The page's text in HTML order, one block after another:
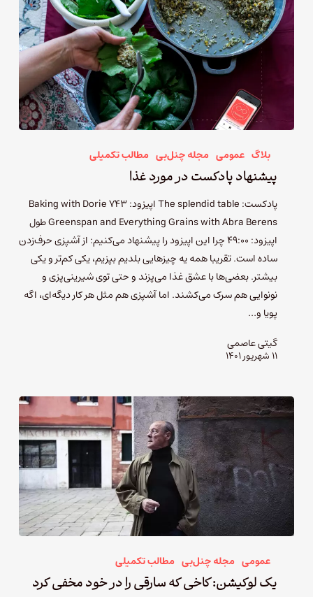
بلاگ عمومی مجله چنل‌بی مطالب تکمیلی
پیشنهاد پادکست در مورد غذا
پادکست: The splendid table اپیزود: 743 Baking with Dorie
Greenspan and Everything Grains with Abra Berens طول
اپیزود: 49:00 چرا این اپیزود را پیشنهاد می‌کنیم: از آشپزی حرف‌زدن
ساده است. تقریبا همه یه چیزهایی بلدیم بپزیم، یکی کم‌تر و یکی
بیشتر. بعضی‌ها با عشق غذا می‌پزند و حتی توی شیرینی‌پزی و
نونوایی هم سرک می‌کشند. اما آشپزی هم مثل هر کار دیگه‌ای، اگه
پویا و…
گیتی عاصمی
۱۱ شهریور ۱۴۰۱
عمومی مجله چنل‌بی مطالب تکمیلی
یک لوکیشن: کاخی که سارقی را در خود مخفی کرد